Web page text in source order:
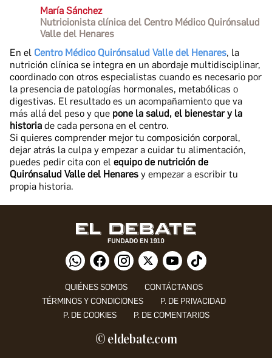
María Sánchez
Nutricionista clínica del Centro Médico Quirónsalud
Valle del Henares
En el Centro Médico Quirónsalud Valle del Henares, la
nutrición clínica se integra en un abordaje multidisciplinar,
coordinado con otros especialistas cuando es necesario por
la presencia de patologías hormonales, metabólicas o
digestivas. El resultado es un acompañamiento que va
más allá del peso y que pone la salud, el bienestar y la
historia de cada persona en el centro.
Si quieres comprender mejor tu composición corporal,
dejar atrás la culpa y empezar a cuidar tu alimentación,
puedes pedir cita con el equipo de nutrición de
Quirónsalud Valle del Henares y empezar a escribir tu
propia historia.
QUIÉNES SOMOS
CONTÁCTANOS
TÉRMINOS Y CONDICIONES
P. DE PRIVACIDAD
P. DE COOKIES
P. DE COMENTARIOS
© eldebate.com